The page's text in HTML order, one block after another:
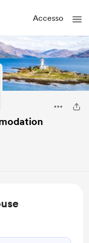
Accesso